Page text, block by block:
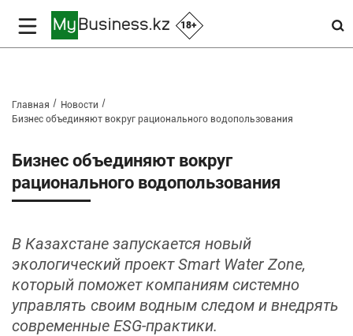
18+
Главная
Новости
Бизнес объединяют вокруг рационального водопользования
Бизнес объединяют вокруг
рационального водопользования
В Казахстане запускается новый
экологический проект Smart Water Zone,
который поможет компаниям системно
управлять своим водным следом и внедрять
современные ESG‑практики.